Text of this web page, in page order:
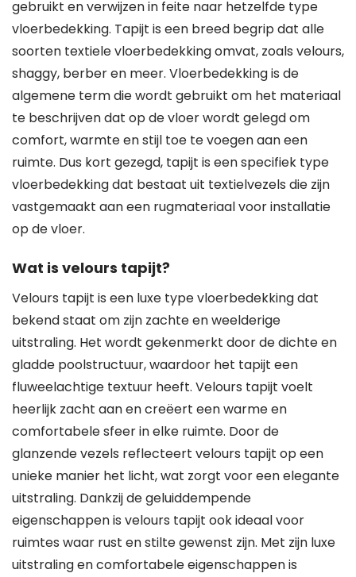
gebruikt en verwijzen in feite naar hetzelfde type
vloerbedekking. Tapijt is een breed begrip dat alle
soorten textiele vloerbedekking omvat, zoals velours,
shaggy, berber en meer. Vloerbedekking is de
algemene term die wordt gebruikt om het materiaal
te beschrijven dat op de vloer wordt gelegd om
comfort, warmte en stijl toe te voegen aan een
ruimte. Dus kort gezegd, tapijt is een specifiek type
vloerbedekking dat bestaat uit textielvezels die zijn
vastgemaakt aan een rugmateriaal voor installatie
op de vloer.
Wat is velours tapijt?
Velours tapijt is een luxe type vloerbedekking dat
bekend staat om zijn zachte en weelderige
uitstraling. Het wordt gekenmerkt door de dichte en
gladde poolstructuur, waardoor het tapijt een
fluweelachtige textuur heeft. Velours tapijt voelt
heerlijk zacht aan en creëert een warme en
comfortabele sfeer in elke ruimte. Door de
glanzende vezels reflecteert velours tapijt op een
unieke manier het licht, wat zorgt voor een elegante
uitstraling. Dankzij de geluiddempende
eigenschappen is velours tapijt ook ideaal voor
ruimtes waar rust en stilte gewenst zijn. Met zijn luxe
uitstraling en comfortabele eigenschappen is